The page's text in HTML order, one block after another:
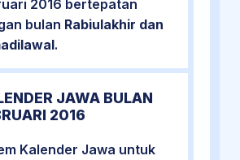
2016 bertepatan
bulan Rabiulakhir dan
.
JAWA BULAN
2016
Kalender Jawa untuk